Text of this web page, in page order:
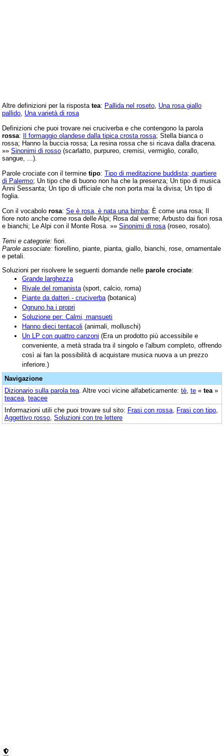
Altre definizioni per la risposta tea: Pallida nel roseto Una rosa giallo
pallido Una varietà di rosa
Definizioni che puoi trovare nei cruciverba e che contengono la parola
rossa: Il formaggio olandese dalla tipica crosta rossa; Stella bianca o
rossa; Hanno la buccia rossa; La resina rossa che si ricava dalla dracena.
»» Sinonimi di rosso (scarlatto, purpureo, cremisi, vermiglio, corallo,
sangue, ...).
Parole crociate con il termine tipo: Tipo di meditazione buddista; quartiere
di Palermo; Un tipo che di buono non ha che la presenza; Un tipo di musica
Anni Sessanta; Un tipo di ufficiale che non porta mai la divisa; Un tipo di
foglia.
Con il vocabolo rosa: Se è rosa, è nata una bimba; È come una rosa; Il
fiore noto anche come rosa delle Alpi; Rosa dal verme; Arbusto dai fiori rosa
e bianchi; Le Alpi con il Monte Rosa. »» Sinonimi di rosa (roseo, rosato).
Temi e categorie: fiori.
Parole associate: fiorellino, piante, pianta, giallo, bianchi, rose, ornamentale
e petali.
Soluzioni per risolvere le seguenti domande nelle parole crociate:
Grande larghezza
Rivale del romanista (sport, calcio, roma)
Piante da datteri - cruciverba (botanica)
Ognuno ha i propri
Soluzione per: Calmi, mansueti
Hanno dieci tentacoli (animali, molluschi)
Un LP con quattro canzoni (Era un prodotto più accessibile e
conveniente, a metà strada tra il singolo e l'album completo, offrendo
così ai fan la possibilità di acquistare musica nuova a un prezzo
inferiore.)
Navigazione
Dizionario sulla parola tea . Altre voci vicine alfabeticamente: tè te « tea »
teacea teacee
Informazioni utili che puoi trovare sul sito: Frasi con rossa Frasi con tipo
Aggettivo rosso Soluzioni con tre lettere